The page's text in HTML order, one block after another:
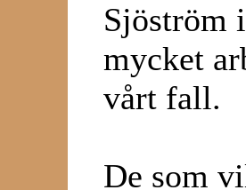
Sjöström
mycket
vårt fall.
De som